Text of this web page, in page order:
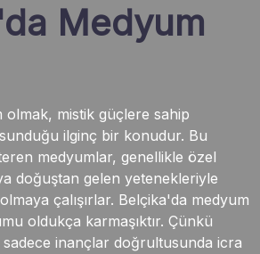
Medyum
olmak, mistik güçlere sahip
ilginç bir konudur. Bu
medyumlar, genellikle özel
doğuştan gelen yetenekleriyle
çalışırlar. Belçika'da medyum
oldukça karmaşıktır. Çünkü
sadece inançlar doğrultusunda icra